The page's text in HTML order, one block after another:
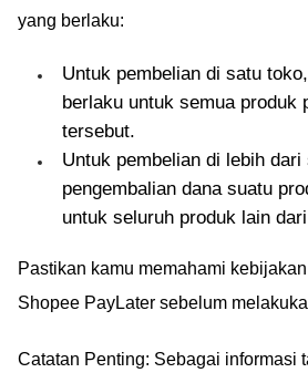
yang berlaku:
Untuk pembelian di satu
berlaku untuk semua produk
tersebut.
Untuk pembelian di lebih dari
pengembalian dana suatu
untuk seluruh produk lain
Pastikan kamu memahami
Shopee PayLater sebelum
Catatan Penting: Sebagai informasi